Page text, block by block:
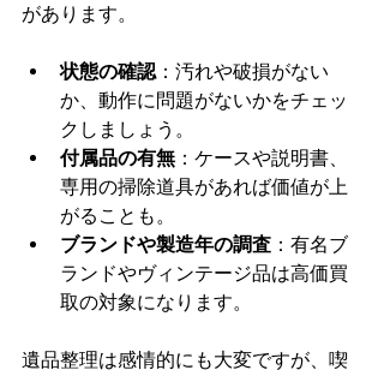
があります。
状態の確認：汚れや破損がない
か、動作に問題がないかをチェッ
クしましょう。
付属品の有無 ：ケースや説明書、
専用の掃除道具があれば価値が上
がることも。
ブランドや製造年の調査 ：有名ブ
ランドやヴィンテージ品は高価買
取の対象になります。
遺品整理は感情的にも大変ですが、喫